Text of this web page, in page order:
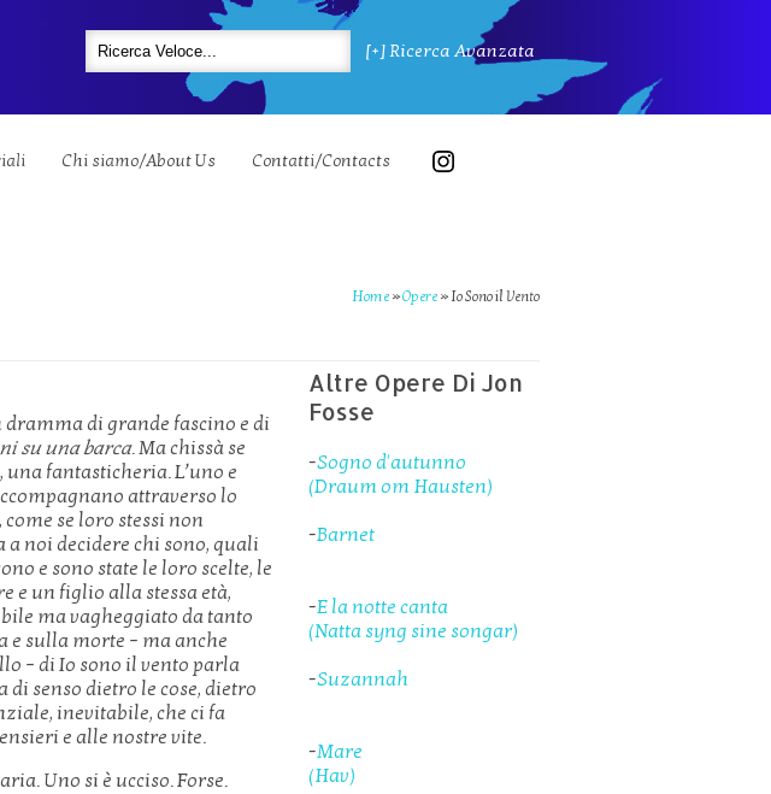
[+] Ricerca Avanzata
Chi siamo/About Us Contatti/Contacts
Home »Opere » Io Sono il Vento
dramma di grande fascino e di
su una barca. Ma chissà se
una fantasticheria. L’uno e
attraverso lo
se loro stessi non
a noi decidere chi sono, quali
e sono state le loro scelte, le
e un figlio alla stessa età,
ma vagheggiato da tanto
sulla morte – ma anche
– di Io sono il vento parla
senso dietro le cose, dietro
inevitabile, che ci fa
e alle nostre vite.
Uno si è ucciso. Forse.
Altre Opere Di Jon
Fosse
-Sogno d'autunno
(Draum om Hausten)
-Barnet
-E la notte canta
(Natta syng sine songar)
-Suzannah
-Mare
(Hav)